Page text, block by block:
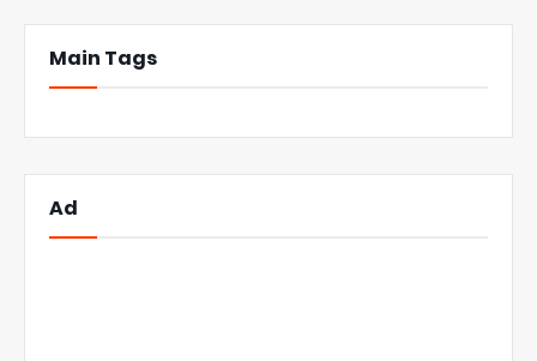
Main Tags
Ad